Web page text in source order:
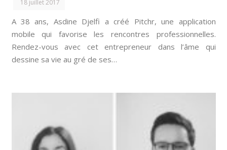
18 juillet 2017
A 38 ans, Asdine Djelfi a créé Pitchr, une application
mobile qui favorise les rencontres professionnelles.
Rendez-vous avec cet entrepreneur dans l’âme qui
dessine sa vie au gré de ses…